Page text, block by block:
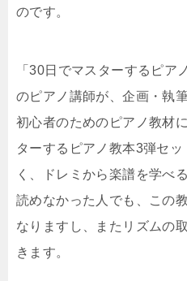
のです。
「30日でマスターするピア
のピアノ講師が、企画・執
初心者のためのピアノ教材
ターするピアノ教本3弾セ
く、ドレミから楽譜を学べ
読めなかった人でも、この
なりますし、またリズムの
きます。